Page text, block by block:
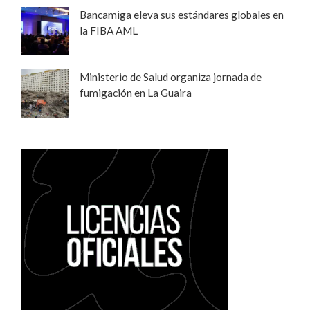
Bancamiga eleva sus estándares globales en
la FIBA AML
Ministerio de Salud organiza jornada de
fumigación en La Guaira